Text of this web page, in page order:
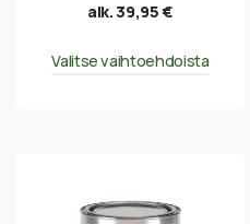
alk.39,95€
Valitse vaihtoehdoista